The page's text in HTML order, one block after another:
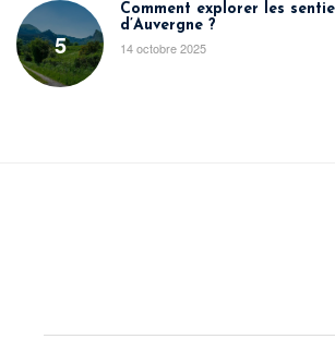
5
Comment explorer les
d’Auvergne ?
14 octobre 2025